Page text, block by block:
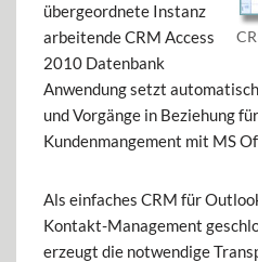
übergeordnete Instanz
arbeitende CRM Access
2010 Datenbank
Anwendung setzt
und Vorgänge in Beziehung
Kundenmangement mit MS
Als einfaches CRM für
Kontakt-Management
erzeugt die notwendige